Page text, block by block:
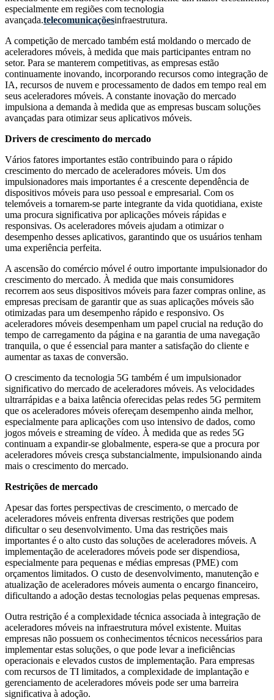
especialmente em regiões com tecnologia
avançada.telecomunicaçõesinfraestrutura.
A competição de mercado também está moldando o mercado de
aceleradores móveis, à medida que mais participantes entram no
setor. Para se manterem competitivas, as empresas estão
continuamente inovando, incorporando recursos como integração de
IA, recursos de nuvem e processamento de dados em tempo real em
seus aceleradores móveis. A constante inovação do mercado
impulsiona a demanda à medida que as empresas buscam soluções
avançadas para otimizar seus aplicativos móveis.
Drivers de crescimento do mercado
Vários fatores importantes estão contribuindo para o rápido
crescimento do mercado de aceleradores móveis. Um dos
impulsionadores mais importantes é a crescente dependência de
dispositivos móveis para uso pessoal e empresarial. Com os
telemóveis a tornarem-se parte integrante da vida quotidiana, existe
uma procura significativa por aplicações móveis rápidas e
responsivas. Os aceleradores móveis ajudam a otimizar o
desempenho desses aplicativos, garantindo que os usuários tenham
uma experiência perfeita.
A ascensão do comércio móvel é outro importante impulsionador do
crescimento do mercado. À medida que mais consumidores
recorrem aos seus dispositivos móveis para fazer compras online, as
empresas precisam de garantir que as suas aplicações móveis são
otimizadas para um desempenho rápido e responsivo. Os
aceleradores móveis desempenham um papel crucial na redução do
tempo de carregamento da página e na garantia de uma navegação
tranquila, o que é essencial para manter a satisfação do cliente e
aumentar as taxas de conversão.
O crescimento da tecnologia 5G também é um impulsionador
significativo do mercado de aceleradores móveis. As velocidades
ultrarrápidas e a baixa latência oferecidas pelas redes 5G permitem
que os aceleradores móveis ofereçam desempenho ainda melhor,
especialmente para aplicações com uso intensivo de dados, como
jogos móveis e streaming de vídeo. À medida que as redes 5G
continuam a expandir-se globalmente, espera-se que a procura por
aceleradores móveis cresça substancialmente, impulsionando ainda
mais o crescimento do mercado.
Restrições de mercado
Apesar das fortes perspectivas de crescimento, o mercado de
aceleradores móveis enfrenta diversas restrições que podem
dificultar o seu desenvolvimento. Uma das restrições mais
importantes é o alto custo das soluções de aceleradores móveis. A
implementação de aceleradores móveis pode ser dispendiosa,
especialmente para pequenas e médias empresas (PME) com
orçamentos limitados. O custo de desenvolvimento, manutenção e
atualização de aceleradores móveis aumenta o encargo financeiro,
dificultando a adoção destas tecnologias pelas pequenas empresas.
Outra restrição é a complexidade técnica associada à integração de
aceleradores móveis na infraestrutura móvel existente. Muitas
empresas não possuem os conhecimentos técnicos necessários para
implementar estas soluções, o que pode levar a ineficiências
operacionais e elevados custos de implementação. Para empresas
com recursos de TI limitados, a complexidade de implantação e
gerenciamento de aceleradores móveis pode ser uma barreira
significativa à adoção.